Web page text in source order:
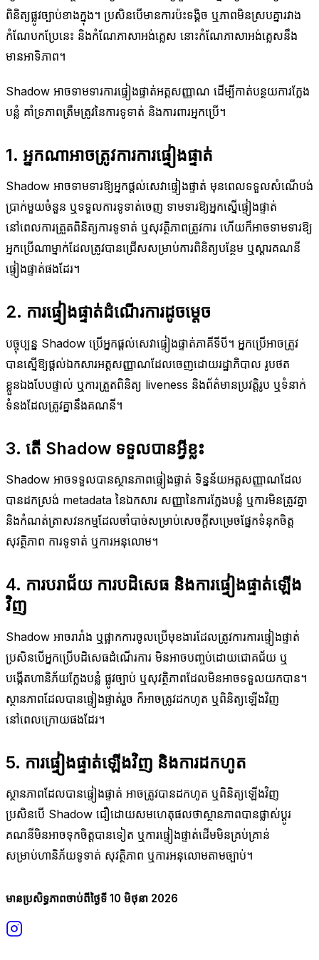
ពិនិត្យផ្លូវច្បាប់ខាងក្នុង។ ប្រសិនបើមានការប៉ះទង្គិច ឬភាពមិនស្របគ្នារវាង
កំណែបកប្រែនេះ និងកំណែភាសាអង់គ្លេស នោះកំណែភាសាអង់គ្លេសនឹង
មានអាទិភាព។
Shadow អាចទាមទារការផ្ទៀងផ្ទាត់អត្តសញ្ញាណ ដើម្បីកាត់បន្ថយការក្លែង
បន្លំ គាំទ្រភាពត្រឹមត្រូវនៃការទូទាត់ និងការពារអ្នកប្រើ។
1. អ្នកណាអាចត្រូវការការផ្ទៀងផ្ទាត់
Shadow អាចទាមទារឱ្យអ្នកផ្តល់សេវាផ្ទៀងផ្ទាត់ មុនពេលទទួលសំណើបង់
ប្រាក់មួយចំនួន ឬទទួលការទូទាត់ចេញ ទាមទារឱ្យអ្នកស្នើផ្ទៀងផ្ទាត់
នៅពេលការត្រួតពិនិត្យការទូទាត់ ឬសុវត្ថិភាពត្រូវការ ហើយក៏អាចទាមទារឱ្យ
អ្នកប្រើណាម្នាក់ដែលត្រូវបានជ្រើសសម្រាប់ការពិនិត្យបន្ថែម ឬស្តារគណនី
ផ្ទៀងផ្ទាត់ផងដែរ។
2. ការផ្ទៀងផ្ទាត់ដំណើរការដូចម្តេច
បច្ចុប្បន្ន Shadow ប្រើអ្នកផ្តល់សេវាផ្ទៀងផ្ទាត់ភាគីទីបី។ អ្នកប្រើអាចត្រូវ
បានស្នើឱ្យផ្តល់ឯកសារអត្តសញ្ញាណដែលចេញដោយរដ្ឋាភិបាល រូបថត
ខ្លួនឯងបែបផ្ទាល់ ឬការត្រួតពិនិត្យ liveness និងព័ត៌មានប្រវត្តិរូប ឬទំនាក់
ទំនងដែលត្រូវគ្នានឹងគណនី។
3. តើ Shadow ទទួលបានអ្វីខ្លះ
Shadow អាចទទួលបានស្ថានភាពផ្ទៀងផ្ទាត់ ទិន្នន័យអត្តសញ្ញាណដែល
បានដកស្រង់ metadata នៃឯកសារ សញ្ញានៃការក្លែងបន្លំ ឬការមិនត្រូវគ្នា
និងកំណត់ត្រាសវនកម្មដែលចាំបាច់សម្រាប់សេចក្តីសម្រេចផ្នែកទំនុកចិត្ត
សុវត្ថិភាព ការទូទាត់ ឬការអនុលោម។
4. ការបរាជ័យ ការបដិសេធ និងការផ្ទៀងផ្ទាត់ឡើង
វិញ
Shadow អាចរារាំង ឬផ្អាកការចូលប្រើមុខងារដែលត្រូវការការផ្ទៀងផ្ទាត់
ប្រសិនបើអ្នកប្រើបដិសេធដំណើរការ មិនអាចបញ្ចប់ដោយជោគជ័យ ឬ
បង្កើតហានិភ័យក្លែងបន្លំ ផ្លូវច្បាប់ ឬសុវត្ថិភាពដែលមិនអាចទទួលយកបាន។
ស្ថានភាពដែលបានផ្ទៀងផ្ទាត់រួច ក៏អាចត្រូវដកហូត ឬពិនិត្យឡើងវិញ
នៅពេលក្រោយផងដែរ។
5. ការផ្ទៀងផ្ទាត់ឡើងវិញ និងការដកហូត
ស្ថានភាពដែលបានផ្ទៀងផ្ទាត់ អាចត្រូវបានដកហូត ឬពិនិត្យឡើងវិញ
ប្រសិនបើ Shadow ជឿដោយសមហេតុផលថាស្ថានភាពបានផ្លាស់ប្តូរ
គណនីមិនអាចទុកចិត្តបានទៀត ឬការផ្ទៀងផ្ទាត់ដើមមិនគ្រប់គ្រាន់
សម្រាប់ហានិភ័យទូទាត់ សុវត្ថិភាព ឬការអនុលោមតាមច្បាប់។
មានប្រសិទ្ធភាពចាប់ពីថ្ងៃទី 10 មិថុនា 2026